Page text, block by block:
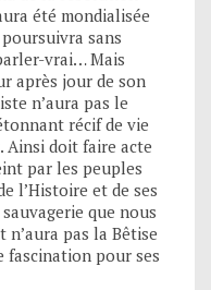
été mondialisée
sans
vrai… Mais
après jour de son
n’aura pas le
récif de vie
Ainsi doit faire acte
par les peuples
l’Histoire et de ses
que nous
pas la Bêtise
fascination pour ses